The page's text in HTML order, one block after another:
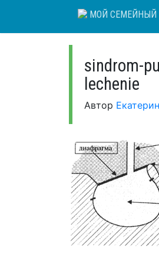
content
МОЙ СЕМЕЙНЫЙ
sindrom-
lechenie
Автор